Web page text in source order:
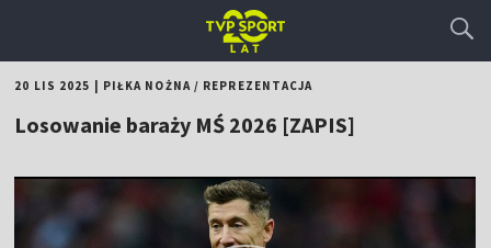
20 LIS 2025 PIŁKA NOŻNA/ REPREZENTACJA
Losowanie baraży MŚ 2026 [ZAPIS]